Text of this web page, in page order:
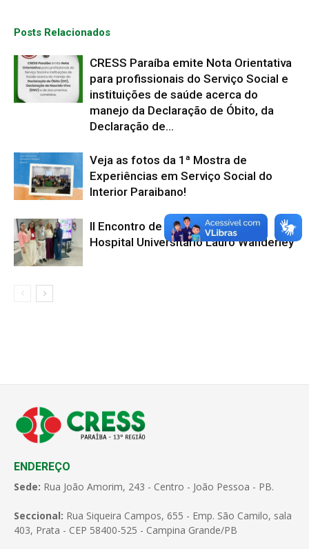
Posts Relacionados
CRESS Paraíba emite Nota Orientativa
para profissionais do Serviço Social e
instituições de saúde acerca do
manejo da Declaração de Óbito, da
Declaração de...
Veja as fotos da 1ª Mostra de
Experiências em Serviço Social do
Interior Paraibano!
II Encontro de Serviço Social do
Hospital Universitário Lauro Wanderley
ENDEREÇO
Sede: Rua João Amorim, 243 - Centro - João Pessoa - PB.
Seccional: Rua Siqueira Campos, 655 - Emp. São Camilo, sala
403, Prata - CEP 58400-525 - Campina Grande/PB